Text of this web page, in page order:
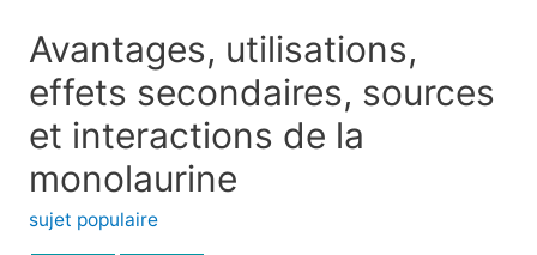
Avantages, utilisations,
effets secondaires, sources
et interactions de la
monolaurine
sujet populaire